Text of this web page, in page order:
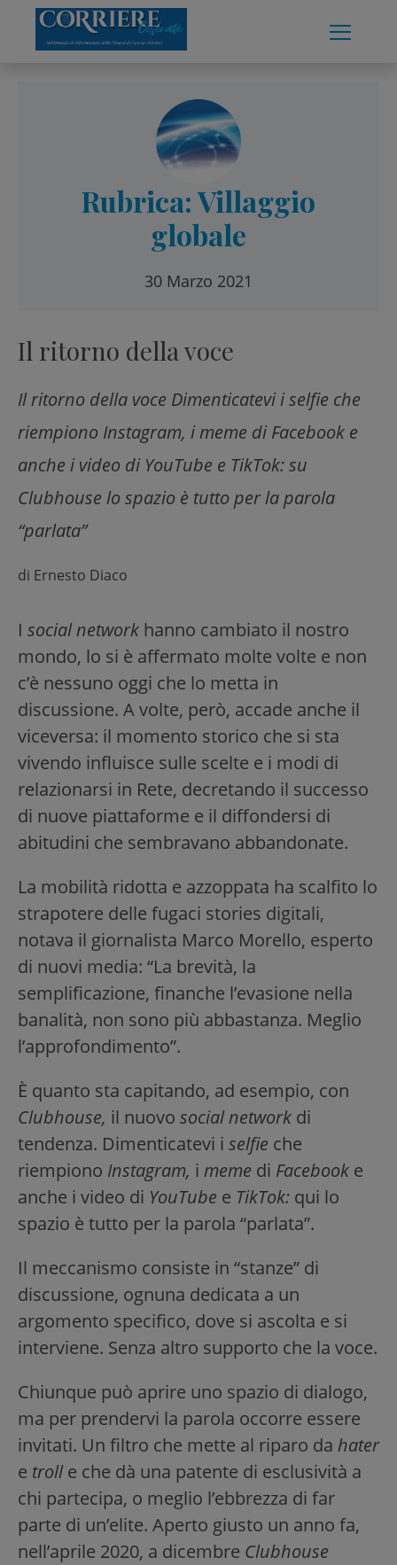
content
Rubrica: Villaggio
globale
30 Marzo 2021
Il ritorno della voce
Il ritorno della voce Dimenticatevi i selfie che
riempiono Instagram, i meme di Facebook e
anche i video di YouTube e TikTok: su
Clubhouse lo spazio è tutto per la parola
“parlata”
di Ernesto Diaco
I social network hanno cambiato il nostro
mondo, lo si è affermato molte volte e non
c’è nessuno oggi che lo metta in
discussione. A volte, però, accade anche il
viceversa: il momento storico che si sta
vivendo influisce sulle scelte e i modi di
relazionarsi in Rete, decretando il successo
di nuove piattaforme e il diffondersi di
abitudini che sembravano abbandonate.
La mobilità ridotta e azzoppata ha scalfito lo
strapotere delle fugaci stories digitali,
notava il giornalista Marco Morello, esperto
di nuovi media: “La brevità, la
semplificazione, finanche l’evasione nella
banalità, non sono più abbastanza. Meglio
l’approfondimento”.
È quanto sta capitando, ad esempio, con
Clubhouse, il nuovo social network di
tendenza. Dimenticatevi i selfie che
riempiono Instagram, i meme di Facebook e
anche i video di YouTube e TikTok: qui lo
spazio è tutto per la parola “parlata”.
Il meccanismo consiste in “stanze” di
discussione, ognuna dedicata a un
argomento specifico, dove si ascolta e si
interviene. Senza altro supporto che la voce.
Chiunque può aprire uno spazio di dialogo,
ma per prendervi la parola occorre essere
invitati. Un filtro che mette al riparo da hater
e trolle che dà una patente di esclusività a
chi partecipa, o meglio l’ebbrezza di far
parte di un’elite. Aperto giusto un anno fa,
nell’aprile 2020, a dicembre Clubhouse